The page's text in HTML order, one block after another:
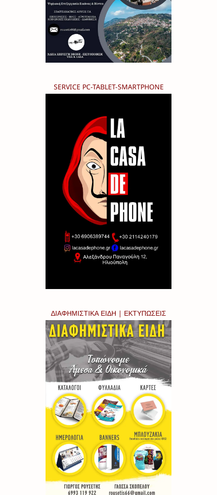
SERVICE PC-TABLET-SMARTPHONE
ΔΙΑΦΗΜΙΣΤΙΚΑ ΕΙΔΗ | ΕΚΤΥΠΩΣΕΙΣ